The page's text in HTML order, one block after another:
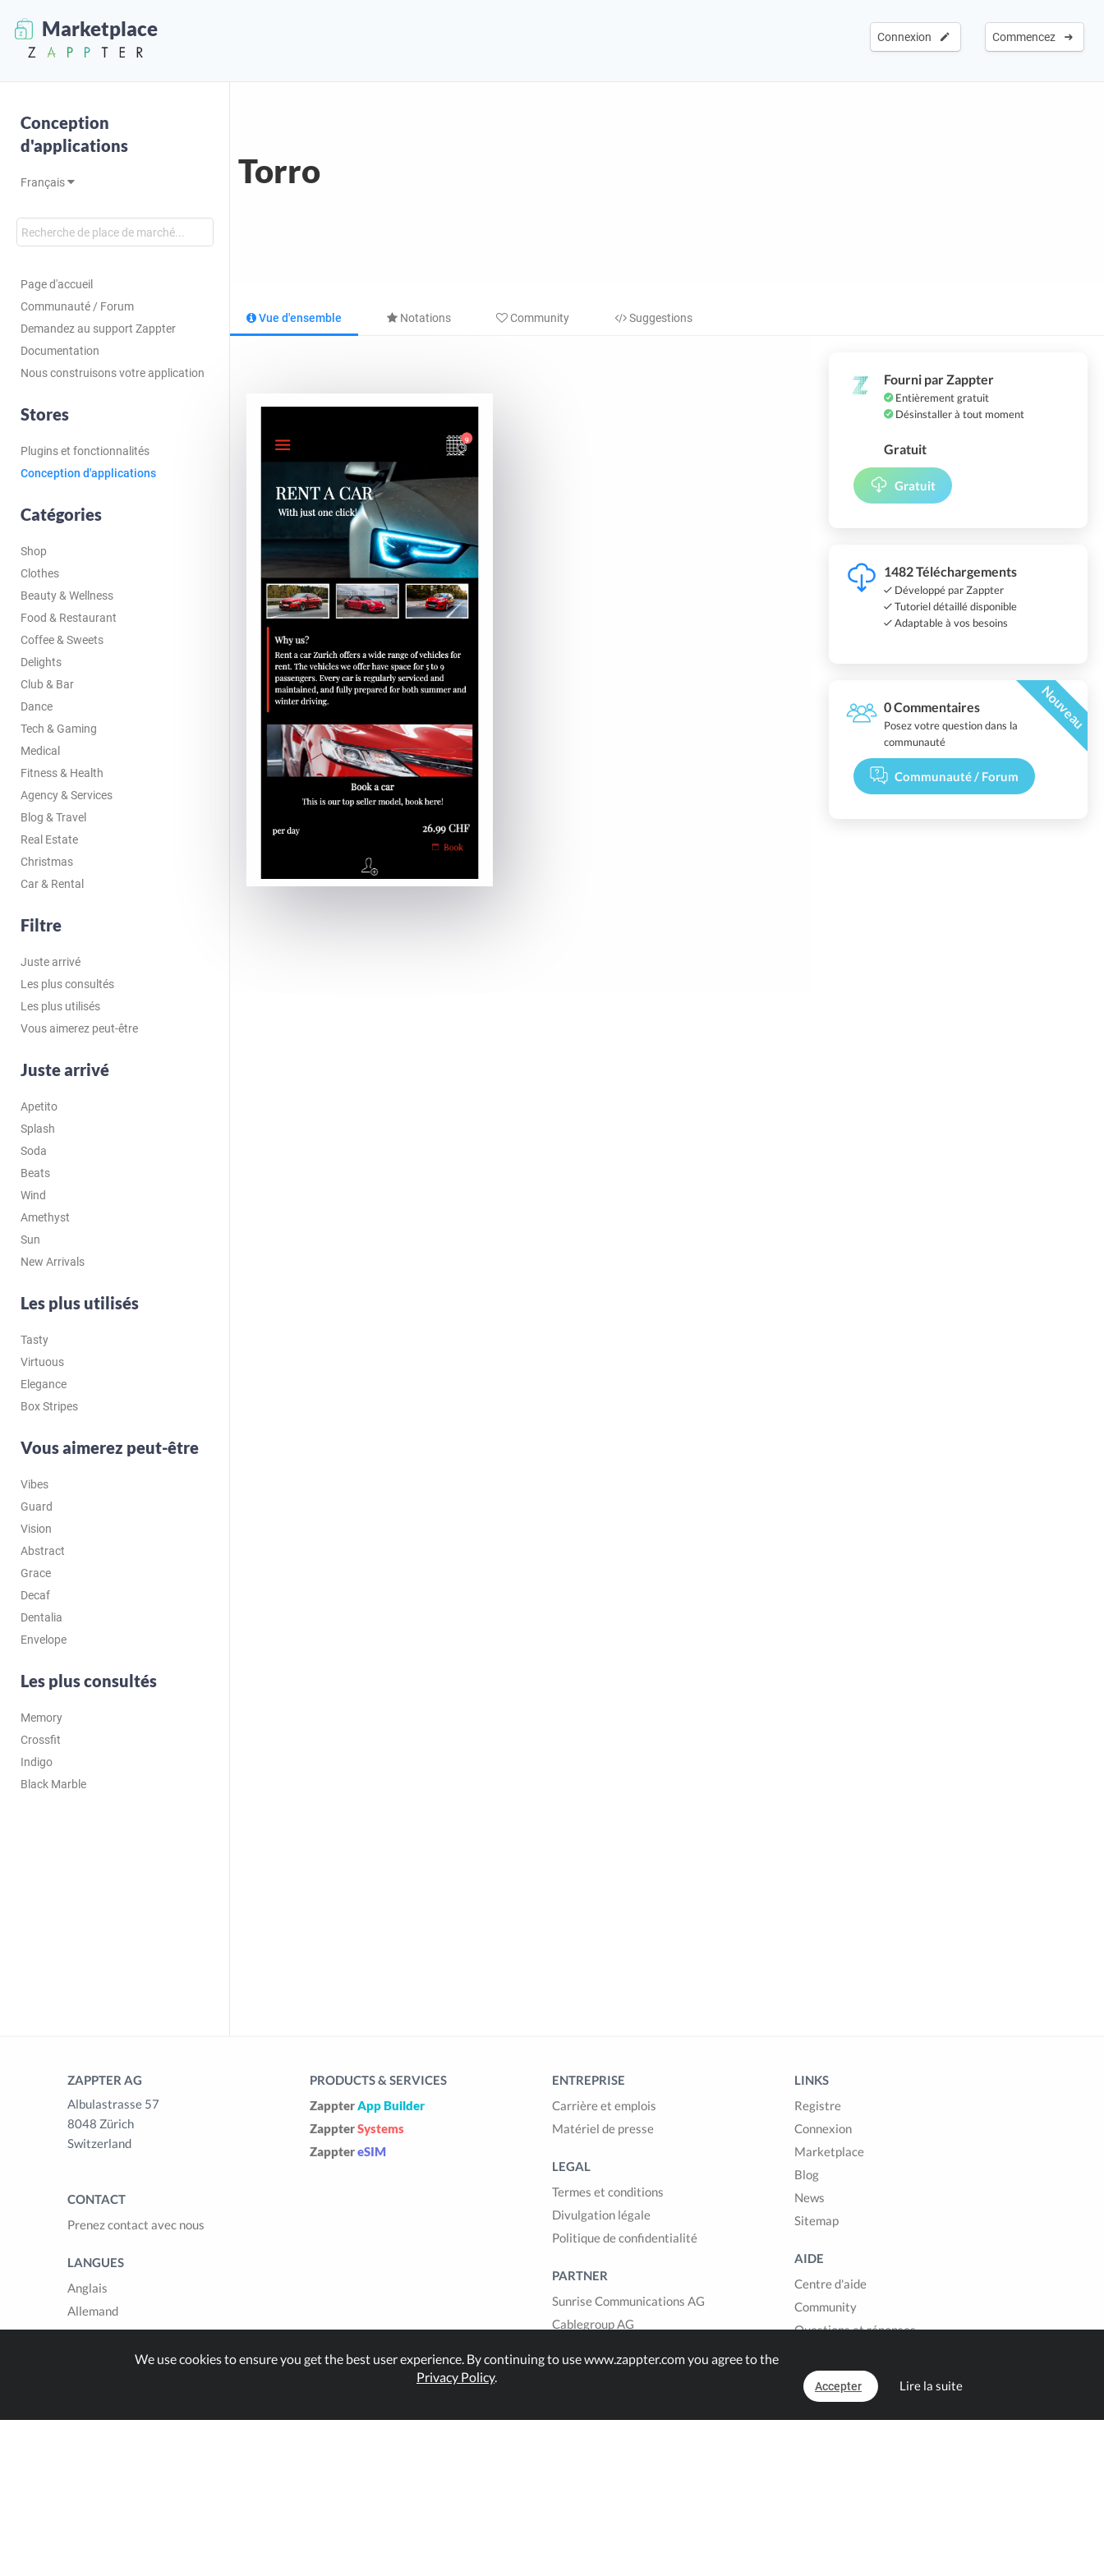
Marketplace Commencez
Connexion
Conception
d'applications
Français
Page d'accueil
Communauté / Forum
Demandez au support Zappter
Documentation
Nous construisons votre application
Stores
Plugins et fonctionnalités
Conception d'applications
Catégories
Shop
Clothes
Beauty & Wellness
Food & Restaurant
Coffee & Sweets
Delights
Club & Bar
Dance
Tech & Gaming
Medical
Fitness & Health
Agency & Services
Blog & Travel
Real Estate
Christmas
Car & Rental
Filtre
Juste arrivé
Les plus consultés
Les plus utilisés
Vous aimerez peut-être
Juste arrivé
Apetito
Splash
Soda
Beats
Wind
Amethyst
Sun
New Arrivals
Les plus utilisés
Tasty
Virtuous
Elegance
Box Stripes
Vous aimerez peut-être
Vibes
Guard
Vision
Abstract
Grace
Decaf
Dentalia
Envelope
Les plus consultés
Memory
Crossfit
Indigo
Black Marble
Torro
Vue d'ensemble Notations Community Suggestions
Fourni par Zappter
Entièrement gratuit
Désinstaller à tout moment
Gratuit
Gratuit
1482 Téléchargements
Développé par Zappter
Tutoriel détaillé disponible
Adaptable à vos besoins
0 Commentaires Nouveau
Posez votre question dans la
communauté
Communauté / Forum
ZAPPTER AG
Albulastrasse 57
8048 Zürich
Switzerland
CONTACT
Prenez contact avec nous
LANGUES
Anglais
Allemand
Français
PRODUCTS & SERVICES
Zappter App Builder
ZappterSystems
ZapptereSIM
ENTREPRISE
Carrière et emplois
Matériel de presse
LEGAL
Termes et conditions
Divulgation légale
Politique de confidentialité
PARTNER
Sunrise Communications AG
Cablegroup AG
LINKS
Registre
Connexion
Marketplace
Blog
News
Sitemap
AIDE
Centre d'aide
Community
Questions et réponses
We use cookies to ensure you get the best user experience. By continuing to use www.zappter.com you agree to the
Privacy Policy.
Accepter Lire la suite